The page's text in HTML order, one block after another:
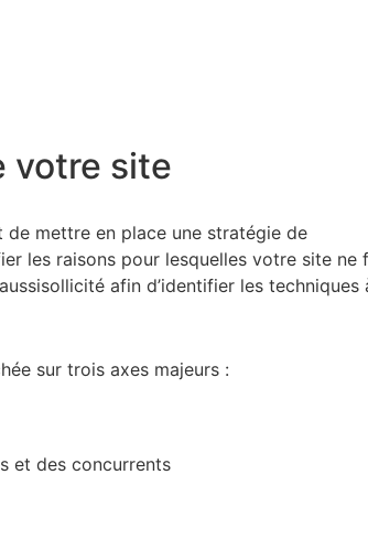
votre site
de mettre en place une stratégie de
les raisons pour lesquelles votre site ne
afin d’identifier les techniques
sur trois axes majeurs :
et des concurrents